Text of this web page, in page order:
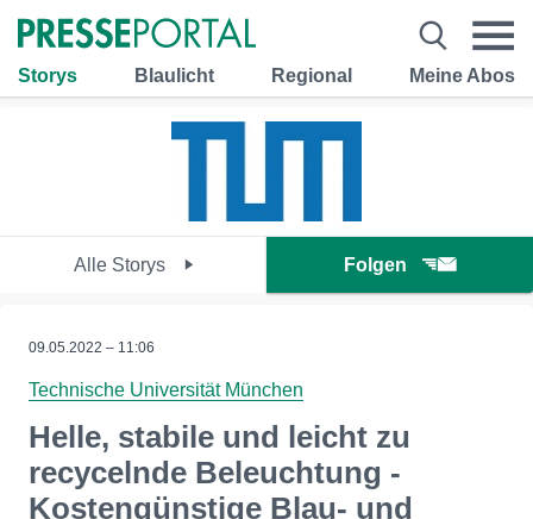
Storys Blaulicht Regional Meine Abos
Alle Storys Folgen
09.05.2022 – 11:06
Technische Universität München
Helle, stabile und leicht zu
recycelnde Beleuchtung -
Kostengünstige Blau- und